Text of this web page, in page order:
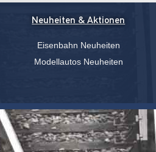
Neuheiten & Aktionen
Eisenbahn Neuheiten
Modellautos Neuheiten